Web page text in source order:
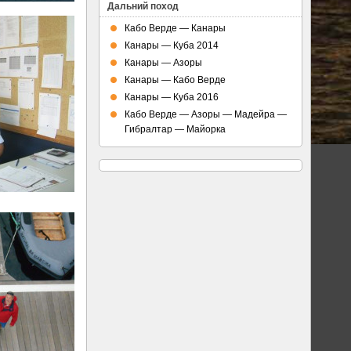
Дальний поход
Кабо Верде — Канары
Канары — Куба 2014
Канары — Азоры
Канары — Кабо Верде
Канары — Куба 2016
Кабо Верде — Азоры — Мадейра —
Гибралтар — Майорка